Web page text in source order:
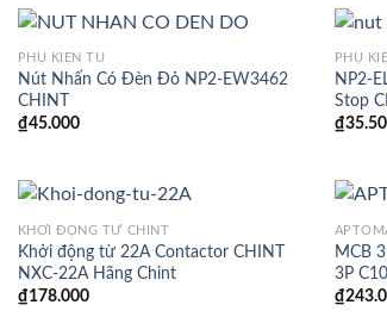
PHỤ KIỆN TỦ
Nút Nhấn Có Đèn Đỏ NP2-EW3462
CHINT
₫45.000
PHỤ
NP2-
Stop
₫
KHỞI ĐỘNG TỪ CHINT
Khởi động từ 22A Contactor CHINT
NXC-22A Hãng Chint
₫178.000
MCB
3P
₫